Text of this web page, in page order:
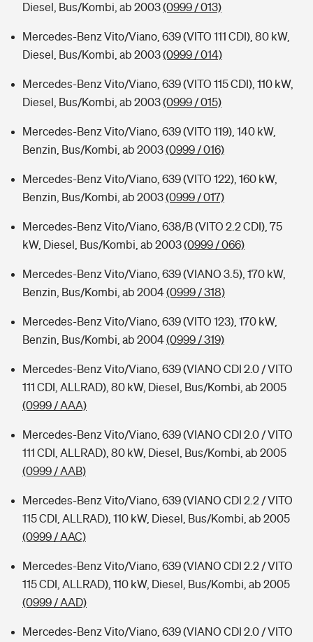
Diesel, Bus/Kombi, ab 2003(0999 / 013)
Mercedes-Benz Vito/Viano, 639 (VITO 111 CDI), 80 kW,
Diesel, Bus/Kombi, ab 2003(0999 / 014)
Mercedes-Benz Vito/Viano, 639 (VITO 115 CDI), 110 kW,
Diesel, Bus/Kombi, ab 2003(0999 / 015)
Mercedes-Benz Vito/Viano, 639 (VITO 119), 140 kW,
Benzin, Bus/Kombi, ab 2003(0999 / 016)
Mercedes-Benz Vito/Viano, 639 (VITO 122), 160 kW,
Benzin, Bus/Kombi, ab 2003(0999 / 017)
Mercedes-Benz Vito/Viano, 638/B (VITO 2.2 CDI), 75
kW, Diesel, Bus/Kombi, ab 2003(0999 / 066)
Mercedes-Benz Vito/Viano, 639 (VIANO 3.5), 170 kW,
Benzin, Bus/Kombi, ab 2004(0999 / 318)
Mercedes-Benz Vito/Viano, 639 (VITO 123), 170 kW,
Benzin, Bus/Kombi, ab 2004(0999 / 319)
Mercedes-Benz Vito/Viano, 639 (VIANO CDI 2.0 / VITO
111 CDI, ALLRAD), 80 kW, Diesel, Bus/Kombi, ab 2005
(0999 / AAA)
Mercedes-Benz Vito/Viano, 639 (VIANO CDI 2.0 / VITO
111 CDI, ALLRAD), 80 kW, Diesel, Bus/Kombi, ab 2005
(0999 / AAB)
Mercedes-Benz Vito/Viano, 639 (VIANO CDI 2.2 / VITO
115 CDI, ALLRAD), 110 kW, Diesel, Bus/Kombi, ab 2005
(0999 / AAC)
Mercedes-Benz Vito/Viano, 639 (VIANO CDI 2.2 / VITO
115 CDI, ALLRAD), 110 kW, Diesel, Bus/Kombi, ab 2005
(0999 / AAD)
Mercedes-Benz Vito/Viano, 639 (VIANO CDI 2.0 / VITO